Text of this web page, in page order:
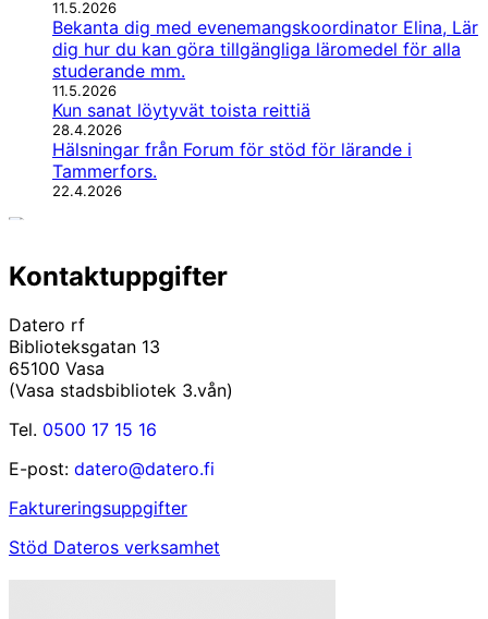
11.5.2026
Bekanta dig med evenemangskoordinator Elina, Lär
dig hur du kan göra tillgängliga läromedel för alla
studerande mm.
11.5.2026
Kun sanat löytyvät toista reittiä
28.4.2026
Hälsningar från Forum för stöd för lärande i
Tammerfors.
22.4.2026
Kontaktuppgifter
Datero rf
Biblioteksgatan 13
65100 Vasa
(Vasa stadsbibliotek 3.vån)
Tel. 0500 17 15 16
E-post: datero@datero.fi
Faktureringsuppgifter
Stöd Dateros verksamhet